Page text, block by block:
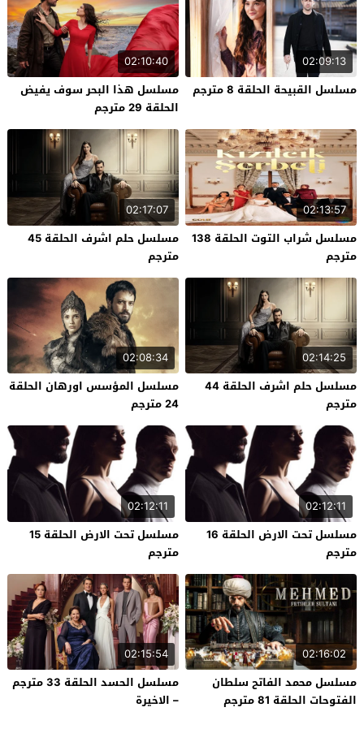
02:09:13
مسلسل القبيحة الحلقة 8 مترجم
02:10:40
مسلسل هذا البحر سوف يفيض
الحلقة 29 مترجم
02:13:57
مسلسل شراب التوت الحلقة 138
مترجم
02:17:07
مسلسل حلم اشرف الحلقة 45
مترجم
02:14:25
مسلسل حلم اشرف الحلقة 44
مترجم
02:08:34
مسلسل المؤسس اورهان الحلقة
24 مترجم
02:12:11
مسلسل تحت الارض الحلقة 16
مترجم
02:12:11
مسلسل تحت الارض الحلقة 15
مترجم
02:16:02
مسلسل محمد الفاتح سلطان
الفتوحات الحلقة 81 مترجم
02:15:54
مسلسل الحسد الحلقة 33 مترجم
– الاخيرة